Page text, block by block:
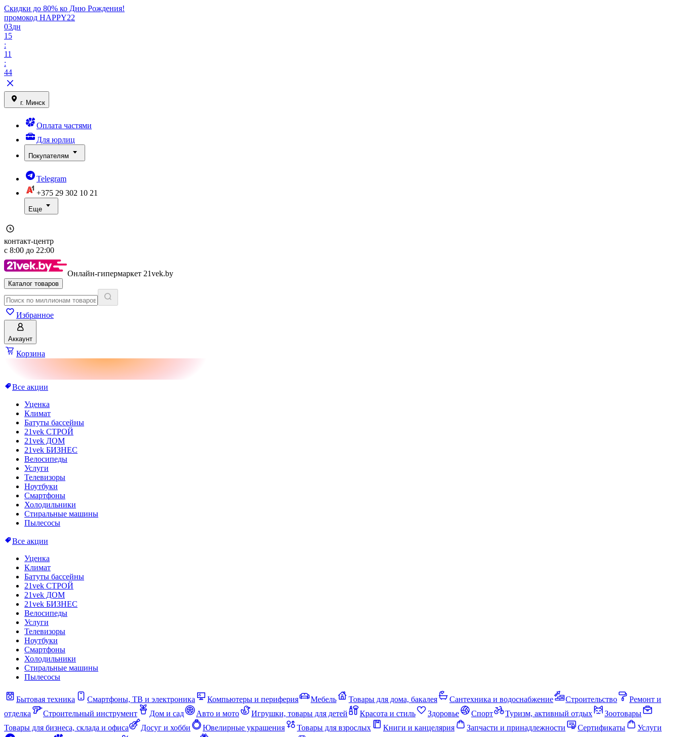
Скидки до 80% ко Дню Рождения!
промокод HAPPY22
03дн
15
:
11
:
44
г. Минск
Оплата частями
Для юрлиц
Покупателям
Telegram
+375 29 302 10 21
Еще
контакт-центр
с 8:00 до 22:00
Онлайн-гипермаркет 21vek.by
Каталог товаров
Избранное
Аккаунт
Корзина
Все акции
Уценка
Климат
Батуты бассейны
21vek СТРОЙ
21vek ДОМ
21vek БИЗНЕС
Велосипеды
Услуги
Телевизоры
Ноутбуки
Смартфоны
Холодильники
Стиральные машины
Пылесосы
Все акции
Уценка
Климат
Батуты бассейны
21vek СТРОЙ
21vek ДОМ
21vek БИЗНЕС
Велосипеды
Услуги
Телевизоры
Ноутбуки
Смартфоны
Холодильники
Стиральные машины
Пылесосы
Бытовая техника Смартфоны, ТВ и электроника Компьютеры и периферия Мебель Товары для дома, бакалея Сантехника и водоснабжение Строительство
Ремонт и
отделка
Строительный инструмент Дом и сад Авто и мото Игрушки, товары для детей Красота и стиль Здоровье Спорт Туризм, активный отдых
Зоотовары
Товары для бизнеса, склада и офиса
Досуг и хобби Ювелирные украшения Товары для взрослых Книги и канцелярия Запчасти и принадлежности Сертификаты
Услуги